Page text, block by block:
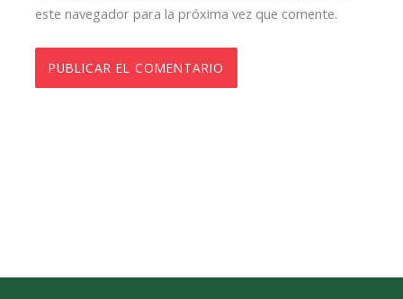
este navegador para la próxima vez que comente.